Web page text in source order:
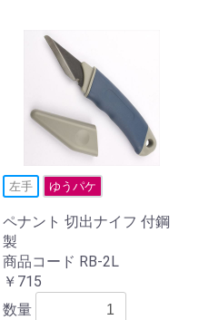
左手 ゆうパケ
ペナント 切出ナイフ 付鋼
製
商品コード RB-2L
￥715
数量